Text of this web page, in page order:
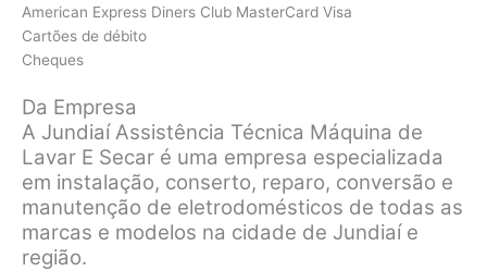
American Express Diners Club MasterCard Visa
Cartões de débito
Cheques
Da Empresa
A Jundiaí Assistência Técnica Máquina de
Lavar E Secar é uma empresa especializada
em instalação, conserto, reparo, conversão e
manutenção de eletrodomésticos de todas as
marcas e modelos na cidade de Jundiaí e
região.